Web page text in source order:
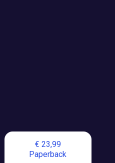
€ 23,99
Paperback